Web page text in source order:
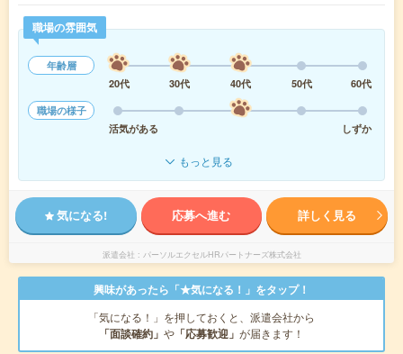
職場の雰囲気
年齢層
20代
30代 40代 50代
60代
職場の様子
活気がある
しずか
もっと見る
気になる! 応募へ進む 詳しく見る
派遣会社 パーソルエクセルHRパートナーズ株式会社
興味があったら「★気になる！」をタップ！
「気になる！」を押しておくと、派遣会社から
「面談確約」 や 「応募歓迎」 が届きます！